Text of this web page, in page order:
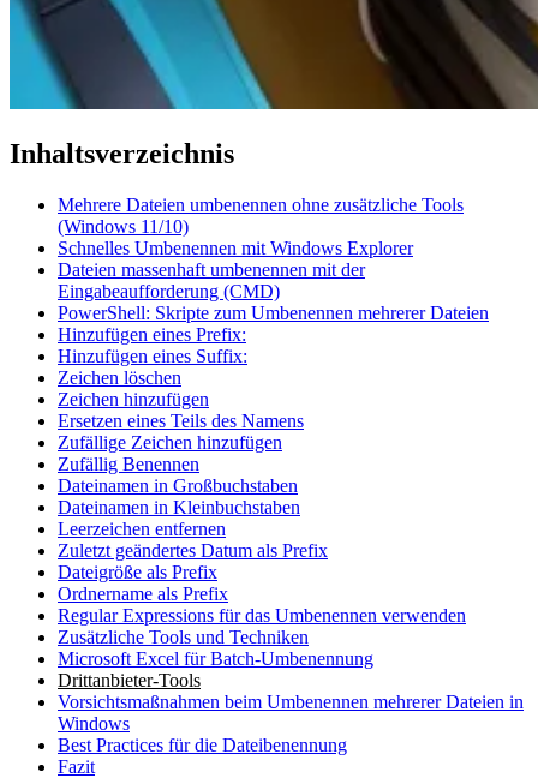
Inhaltsverzeichnis
Mehrere Dateien umbenennen ohne zusätzliche Tools
(Windows 11/10)
Schnelles Umbenennen mit Windows Explorer
Dateien massenhaft umbenennen mit der
Eingabeaufforderung (CMD)
PowerShell: Skripte zum Umbenennen mehrerer Dateien
Hinzufügen eines Prefix:
Hinzufügen eines Suffix:
Zeichen löschen
Zeichen hinzufügen
Ersetzen eines Teils des Namens
Zufällige Zeichen hinzufügen
Zufällig Benennen
Dateinamen in Großbuchstaben
Dateinamen in Kleinbuchstaben
Leerzeichen entfernen
Zuletzt geändertes Datum als Prefix
Dateigröße als Prefix
Ordnername als Prefix
Regular Expressions für das Umbenennen verwenden
Zusätzliche Tools und Techniken
Microsoft Excel für Batch-Umbenennung
Drittanbieter-Tools
Vorsichtsmaßnahmen beim Umbenennen mehrerer Dateien in
Windows
Best Practices für die Dateibenennung
Fazit